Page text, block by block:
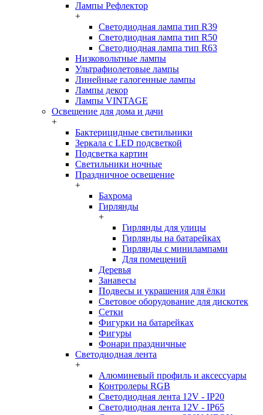
Лампы Рефлектор
+
Светодиодная лампа тип R39
Светодиодная лампа тип R50
Светодиодная лампа тип R63
Низковольтные лампы
Ультрафиолетовые лампы
Линейные галогенные лампы
Лампы декор
Лампы VINTAGE
Освещение для дома и дачи
+
Бактерицидные светильники
Зеркала с LED подсветкой
Подсветка картин
Светильники ночные
Праздничное освещение
+
Бахрома
Гирлянды
+
Гирлянды для улицы
Гирлянды на батарейках
Гирлянды с минилампами
Для помещений
Деревья
Занавесы
Подвесы и украшения для ёлки
Световое оборудование для дискотек
Сетки
Фигурки на батарейках
Фигуры
Фонари праздничные
Светодиодная лента
+
Алюминевый профиль и аксессуары
Контролеры RGB
Светодиодная лента 12V - IP20
Светодиодная лента 12V - IP65